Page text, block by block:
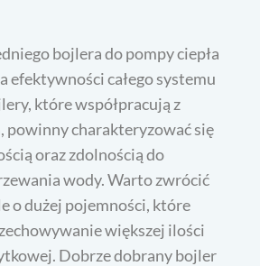
bojlera do pompy ciepła
efektywności całego systemu
które współpracują z
powinny charakteryzować się
oraz zdolnością do
wody. Warto zwrócić
o dużej pojemności, które
większej ilości
Dobrze dobrany bojler